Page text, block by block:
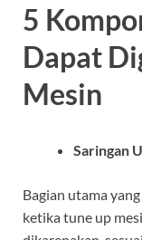
5
Dapat
Mesin
Saringan
Bagian utama
ketika tune up